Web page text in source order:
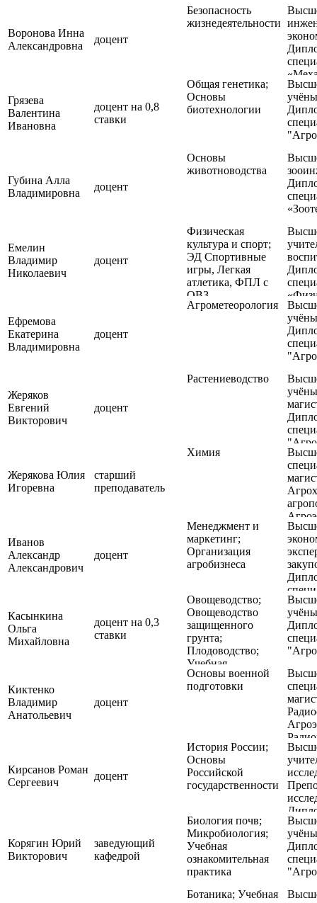
Воронова Инна
Александровна
доцент
Безопасность
жизнедеятельности
Грязева
Валентина
Ивановна
доцент на 0,8
ставки
Общая генетика;
Основы
биотехнологии
Губина Алла
Владимировна
доцент
Основы
животноводства
Емелин
Владимир
Николаевич
доцент
Физическая
культура и спорт;
ЭД Спортивные
игры, Легкая
атлетика, ФПЛ с
ОВЗ
Ефремова
Екатерина
Владимировна
доцент
Агрометеорология
Жеряков
Евгений
Викторович
доцент
Растениеводство
Жерякова Юлия
Игоревна
старший
преподаватель
Химия
Иванов
Александр
Александрович
доцент
Менеджмент и
маркетинг;
Организация
агробизнеса
Касынкина
Ольга
Михайловна
доцент на 0,3
ставки
Овощеводство;
Овощеводство
защищенного
грунта;
Плодоводство;
Учебная
ознакомительная
практика;
Киктенко
Владимир
Анатольевич
доцент
Основы военной
подготовки
Кирсанов Роман
Сергеевич
доцент
История России;
Основы
Российской
государственности
и
Корягин Юрий
Викторович
заведующий
кафедрой
Биология почв;
Микробиология;
Учебная
ознакомительная
практика
Ботаника; Учебная